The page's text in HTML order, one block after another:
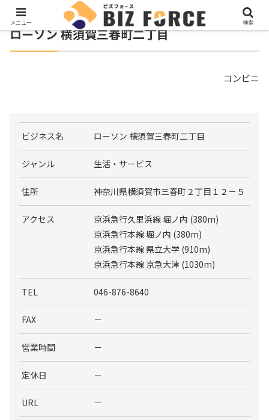
ローソン 横須賀三春町二丁目
コンビニ
ビジネス名 ローソン 横須賀三春町二丁目
ジャンル 生活・サービス
住所 神奈川県横須賀市三春町２丁目１２－５
アクセス
京浜急行久里浜線 堀ノ内 (380m)
京浜急行本線 堀ノ内 (380m)
京浜急行本線 県立大学 (910m)
京浜急行本線 京急大津 (1030m)
TEL 046-876-8640
FAX －
営業時間 －
定休日 －
URL －
メニュー 検索